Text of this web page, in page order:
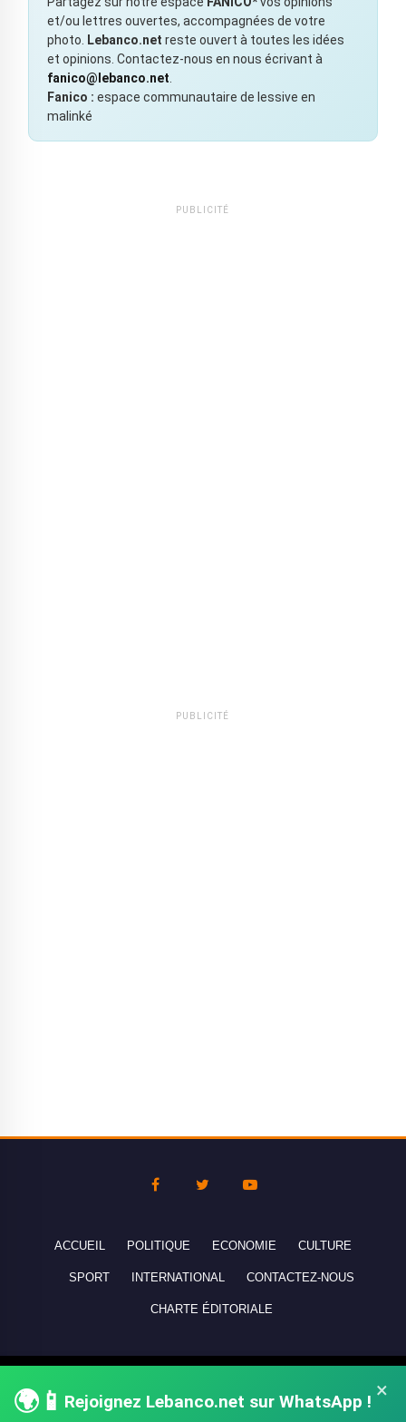
et/ou lettres ouvertes, accompagnées de votre
photo. Lebanco.net reste ouvert à toutes les idées
et opinions. Contactez-nous en nous écrivant à
fanico@lebanco.net.
Fanico : espace communautaire de lessive en
malinké
PUBLICITÉ
PUBLICITÉ
×
🌍📱 Rejoignez Lebanco.net sur WhatsApp !
ACCUEIL POLITIQUE ECONOMIE CULTURE
SPORT INTERNATIONAL CONTACTEZ-NOUS
CHARTE ÉDITORIALE
réservés - All rights reserved.